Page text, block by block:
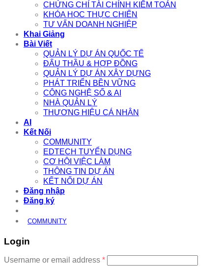
CHỨNG CHỈ TÀI CHÍNH KIỂM TOÁN
KHÓA HỌC THỰC CHIẾN
TƯ VẤN DOANH NGHIỆP
Khai Giảng
Bài Viết
QUẢN LÝ DỰ ÁN QUỐC TẾ
ĐẤU THẦU & HỢP ĐỒNG
QUẢN LÝ DỰ ÁN XÂY DỰNG
PHÁT TRIỂN BỀN VỮNG
CÔNG NGHỆ SỐ & AI
NHÀ QUẢN LÝ
THƯƠNG HIỆU CÁ NHÂN
AI
Kết Nối
COMMUNITY
EDTECH TUYỂN DỤNG
CƠ HỘI VIỆC LÀM
THÔNG TIN DỰ ÁN
KẾT NỐI DỰ ÁN
Đăng nhập
Đăng ký
COMMUNITY
Login
Username or email address *Required